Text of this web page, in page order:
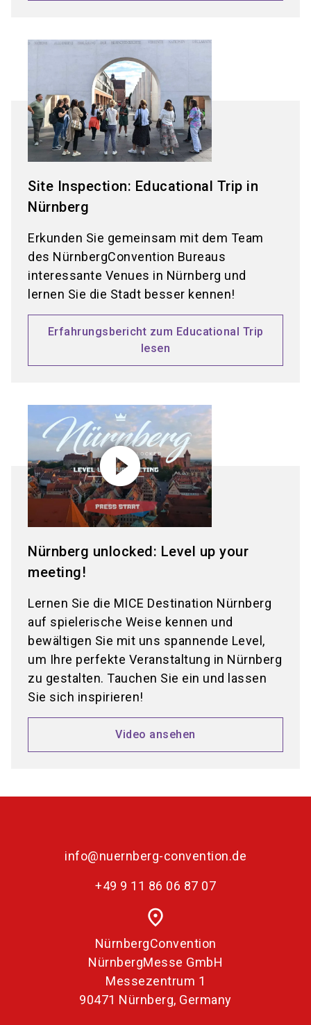
Site Inspection: Educational Trip in
Nürnberg
Erkunden Sie gemeinsam mit dem Team
des NürnbergConvention Bureaus
interessante Venues in Nürnberg und
lernen Sie die Stadt besser kennen!
Erfahrungsbericht zum Educational Trip
lesen
play_circle_filled
Nürnberg unlocked: Level up your
meeting!
Lernen Sie die MICE Destination Nürnberg
auf spielerische Weise kennen und
bewältigen Sie mit uns spannende Level,
um Ihre perfekte Veranstaltung in Nürnberg
zu gestalten. Tauchen Sie ein und lassen
Sie sich inspirieren!
Video ansehen
info@nuernberg-convention.de
+49 9 11 86 06 87 07
place
NürnbergConvention
NürnbergMesse GmbH
Messezentrum 1
90471 Nürnberg, Germany